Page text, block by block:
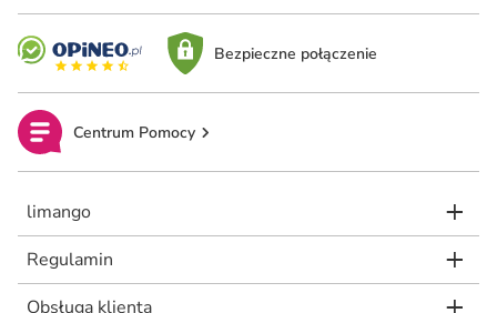
Bezpieczne połączenie
Centrum Pomocy
limango
Regulamin
Obsługa klienta